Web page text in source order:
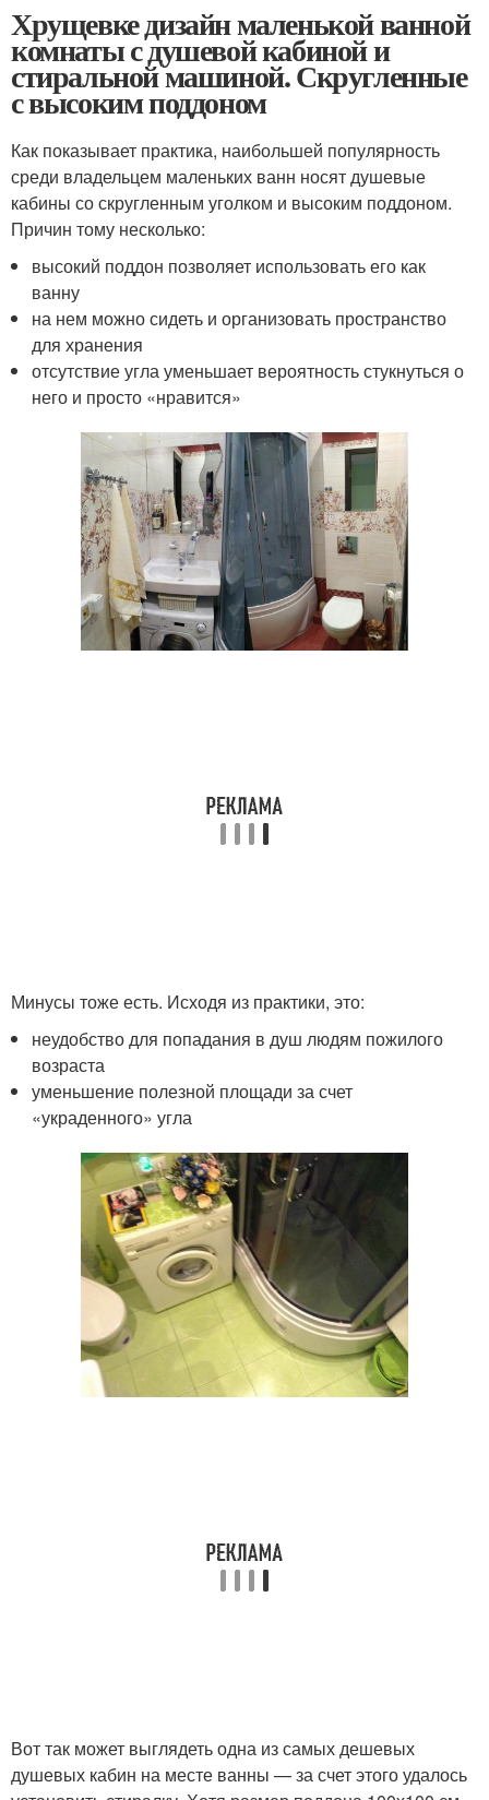
Хрущевке дизайн маленькой ванной
комнаты с душевой кабиной и
стиральной машиной. Скругленные
с высоким поддоном
Как показывает практика, наибольшей популярность
среди владельцем маленьких ванн носят душевые
кабины со скругленным уголком и высоким поддоном.
Причин тому несколько:
высокий поддон позволяет использовать его как
ванну
на нем можно сидеть и организовать пространство
для хранения
отсутствие угла уменьшает вероятность стукнуться о
него и просто «нравится»
Минусы тоже есть. Исходя из практики, это:
неудобство для попадания в душ людям пожилого
возраста
уменьшение полезной площади за счет
«украденного» угла
Вот так может выглядеть одна из самых дешевых
душевых кабин на месте ванны — за счет этого удалось